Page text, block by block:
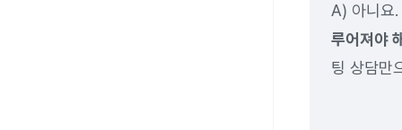
A) 아니요.
루어져야
팅 상담만